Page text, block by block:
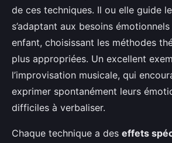
de ces techniques. Il ou elle guide
s’adaptant aux besoins
enfant, choisissant les méthodes
plus appropriées. Un excellent
l’improvisation musicale, qui
exprimer spontanément leurs
difficiles à verbaliser.
Chaque technique a des effets